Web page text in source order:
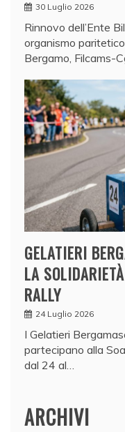
30 Luglio 2026
Rinnovo dell’Ente
organismo
Bergamo, Filcams-
GELATIERI
LA
RALLY
24 Luglio 2026
I Gelatieri
partecipano alla
dal 24 al…
ARCHIVI